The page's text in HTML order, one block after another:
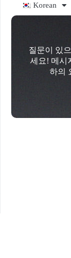
Korean
질문이 있
세요! 메시
하의